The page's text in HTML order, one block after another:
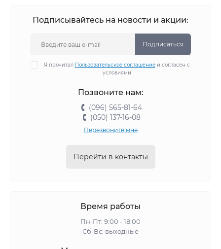
Подписывайтесь на новости и акции:
Подписаться
Я прочитал Пользовательское соглашениеи согласен с
условиями
Позвоните нам:
(096) 565-81-64
(050) 137-16-08
Перезвоните мне
Перейти в контакты
Время работы
Пн-Пт: 9:00 - 18:00
Сб-Вс: выходные